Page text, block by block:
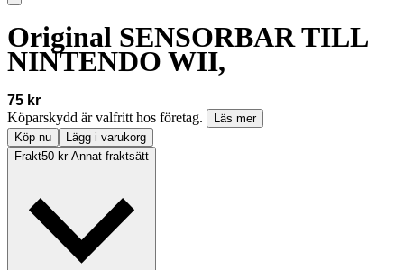
Original SENSORBAR TILL
NINTENDO WII,
75 kr
Köparskydd är valfritt hos företag.
Läs mer
Köp nu
Lägg i varukorg
Frakt50 kr Annat fraktsätt